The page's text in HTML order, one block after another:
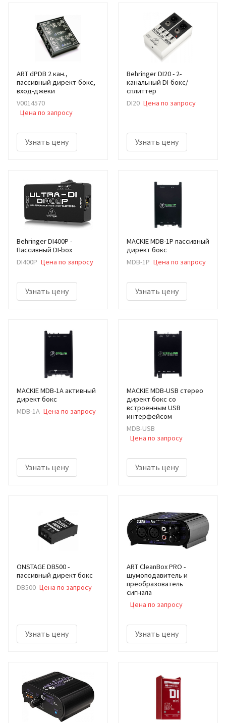
ART dPDB 2 кан.,
пассивный директ-бокс,
вход-джеки
V0014570
Цена по запросу
Узнать цену
Behringer DI20 - 2-
канальный DI-бокс/
сплиттер
DI20 Цена по запросу
Узнать цену
Behringer DI400P -
Пассивный DI-box
DI400P Цена по запросу
Узнать цену
MACKIE MDB-1P пассивный
директ бокс
MDB-1P Цена по запросу
Узнать цену
MACKIE MDB-1A активный
директ бокс
MDB-1A Цена по запросу
Узнать цену
MACKIE MDB-USB стерео
директ бокс со
встроенным USB
интерфейсом
MDB-USB
Цена по запросу
Узнать цену
ONSTAGE DB500 -
пассивный директ бокс
DB500 Цена по запросу
Узнать цену
ART CleanBox PRO -
шумоподавитель и
преобразователь
сигнала
Цена по запросу
Узнать цену